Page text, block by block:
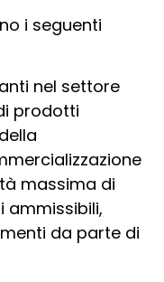
i seguenti
nel settore
prodotti
massima di
ammissibili,
da parte di